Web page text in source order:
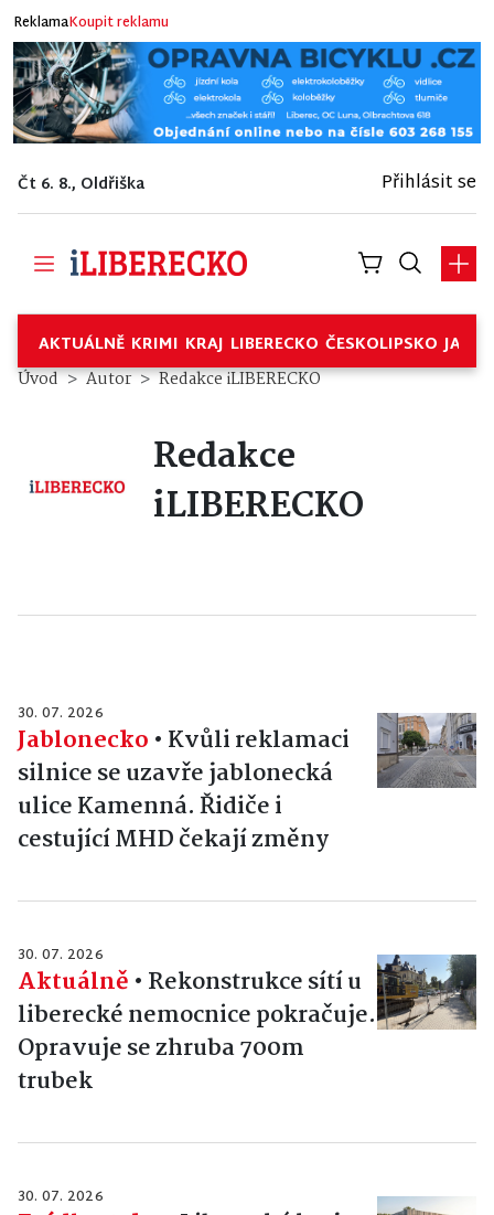
ReklamaKoupit reklamu
Čt 6. 8., Oldřiška Přihlásit se
AKTUÁLNĚ KRIMI KRAJ LIBERECKO ČESKOLIPSKO
Úvod Autor Redakce iLIBERECKO
Redakce
iLIBERECKO
30. 07. 2026
Jablonecko • Kvůli reklamaci
silnice se uzavře jablonecká
ulice Kamenná. Řidiče i
cestující MHD čekají změny
30. 07. 2026
Aktuálně • Rekonstrukce sítí u
liberecké nemocnice pokračuje.
Opravuje se zhruba 700m
trubek
30. 07. 2026